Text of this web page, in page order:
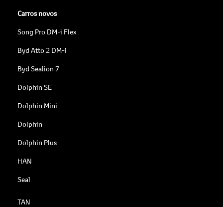
Carros novos
Song Pro DM-i Flex
Byd Atto 2 DM-i
Byd Sealion 7
Dolphin SE
Dolphin Mini
Dolphin
Dolphin Plus
HAN
Seal
TAN